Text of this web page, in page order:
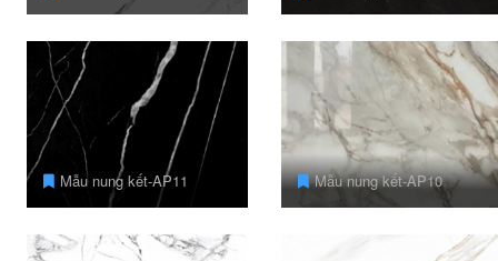
Mẫu nung kết-AP11 Mẫu nung kết-AP10